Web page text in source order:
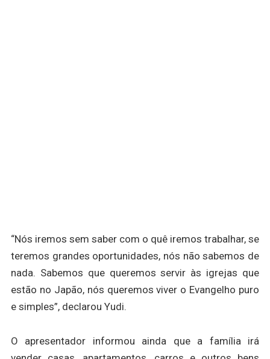
“Nós iremos sem saber com o quê iremos trabalhar, se
teremos grandes oportunidades, nós não sabemos de
nada. Sabemos que queremos servir às igrejas que
estão no Japão, nós queremos viver o Evangelho puro
e simples”, declarou Yudi.
O apresentador informou ainda que a família irá